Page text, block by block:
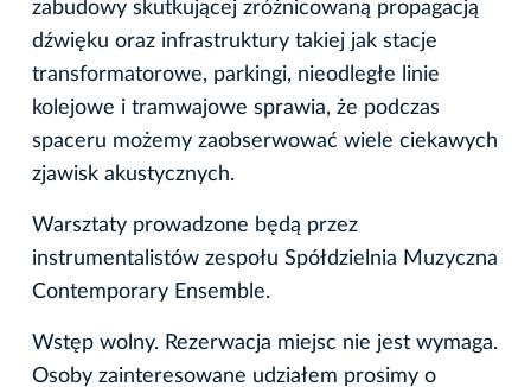
zabudowy skutkującej zróżnicowaną propagacją
dźwięku oraz infrastruktury takiej jak stacje
transformatorowe, parkingi, nieodległe linie
kolejowe i tramwajowe sprawia, że podczas
spaceru możemy zaobserwować wiele ciekawych
zjawisk akustycznych.
Warsztaty prowadzone będą przez
instrumentalistów zespołu Spółdzielnia Muzyczna
Contemporary Ensemble.
Wstęp wolny. Rezerwacja miejsc nie jest wymaga.
Osoby zainteresowane udziałem prosimy o